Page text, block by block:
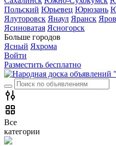
Польский Юрьевец Юрюзань
Ялуторовск Янаул Яранск
Ясиноватая Ясногорск
Больше городов
Ясный Яхрома
Войти
Разместить бесплатно
Все
категории